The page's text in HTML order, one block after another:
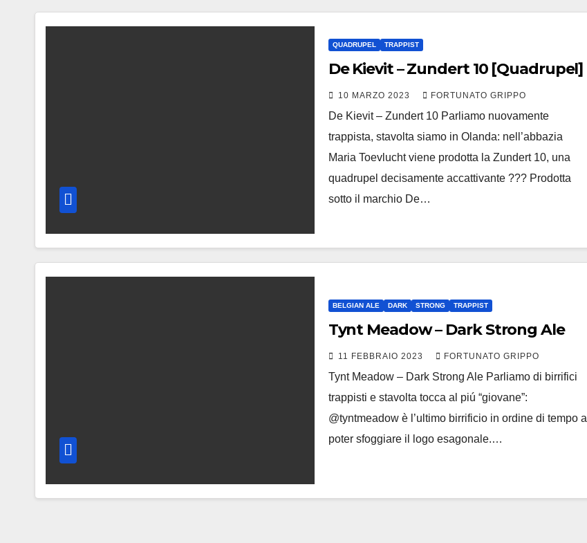
QUADRUPEL TRAPPIST
De Kievit – Zundert 10 [Quadrupel]
10 MARZO 2023 FORTUNATO GRIPPO
De Kievit – Zundert 10 Parliamo nuovamente
trappista, stavolta siamo in Olanda: nell’abbazia
Maria Toevlucht viene prodotta la Zundert 10, una
quadrupel decisamente accattivante ??? Prodotta
sotto il marchio De…
BELGIAN ALE DARK STRONG TRAPPIST
Tynt Meadow – Dark Strong Ale
11 FEBBRAIO 2023 FORTUNATO GRIPPO
Tynt Meadow – Dark Strong Ale Parliamo di birrifici
trappisti e stavolta tocca al piú “giovane”:
@tyntmeadow è l’ultimo birrificio in ordine di tempo a
poter sfoggiare il logo esagonale.…